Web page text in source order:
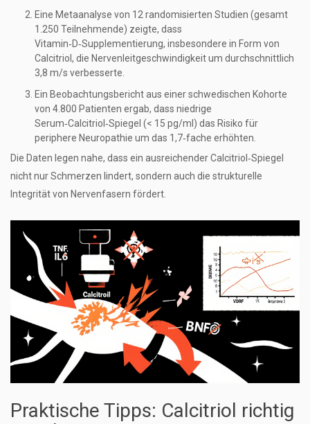
Eine Metaanalyse von 12 randomisierten Studien (gesamt
1.250 Teilnehmende) zeigte, dass
Vitamin‑D‑Supplementierung, insbesondere in Form von
Calcitriol, die Nervenleitgeschwindigkeit um durchschnittlich
3,8 m/s verbesserte.
Ein Beobachtungsbericht aus einer schwedischen Kohorte
von 4.800 Patienten ergab, dass niedrige
Serum‑Calcitriol‑Spiegel (< 15 pg/ml) das Risiko für
periphere Neuropathie um das 1,7‑fache erhöhten.
Die Daten legen nahe, dass ein ausreichender Calcitriol‑Spiegel
nicht nur Schmerzen lindert, sondern auch die strukturelle
Integrität von Nervenfasern fördert.
Praktische Tipps: Calcitriol richtig